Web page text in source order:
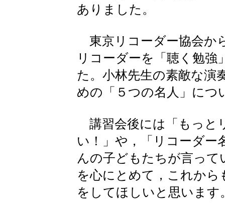
ありました。
東京リコーダー協会か
リコーダーを「聴く勉強
た。小林先生の素敵な演
めの「５つの名人」につ
講習会後には「もっと
い！」や，「リコーダー
んの子どもたちが言っ
を心にとめて，これか
をしてほしいと思います